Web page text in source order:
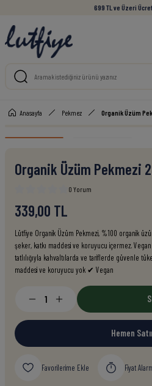
699 TL ve Üzeri
Anasayfa Pekmez Organik Üzüm
Organik Üzüm Pekmezi
0 Yorum
339,00 TL
Lütfiye Organik Üzüm Pekmezi, %100 organik
şeker, katkı maddesi ve koruyucu içermez.
tatlılığıyla kahvaltılarda ve tariflerde güvenle
maddesi ve koruyucu yok ✔ Vegan
Hemen
Fiyat